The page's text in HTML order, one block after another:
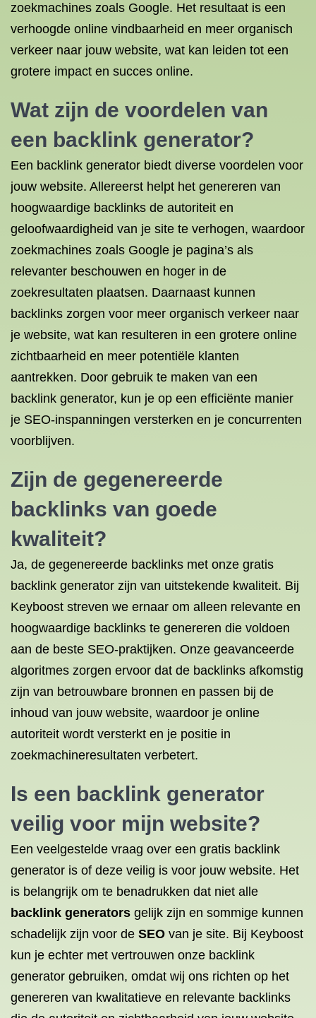
zoekmachines zoals Google. Het resultaat is een
verhoogde online vindbaarheid en meer organisch
verkeer naar jouw website, wat kan leiden tot een
grotere impact en succes online.
Wat zijn de voordelen van
een backlink generator?
Een backlink generator biedt diverse voordelen voor
jouw website. Allereerst helpt het genereren van
hoogwaardige backlinks de autoriteit en
geloofwaardigheid van je site te verhogen, waardoor
zoekmachines zoals Google je pagina’s als
relevanter beschouwen en hoger in de
zoekresultaten plaatsen. Daarnaast kunnen
backlinks zorgen voor meer organisch verkeer naar
je website, wat kan resulteren in een grotere online
zichtbaarheid en meer potentiële klanten
aantrekken. Door gebruik te maken van een
backlink generator, kun je op een efficiënte manier
je SEO-inspanningen versterken en je concurrenten
voorblijven.
Zijn de gegenereerde
backlinks van goede
kwaliteit?
Ja, de gegenereerde backlinks met onze gratis
backlink generator zijn van uitstekende kwaliteit. Bij
Keyboost streven we ernaar om alleen relevante en
hoogwaardige backlinks te genereren die voldoen
aan de beste SEO-praktijken. Onze geavanceerde
algoritmes zorgen ervoor dat de backlinks afkomstig
zijn van betrouwbare bronnen en passen bij de
inhoud van jouw website, waardoor je online
autoriteit wordt versterkt en je positie in
zoekmachineresultaten verbetert.
Is een backlink generator
veilig voor mijn website?
Een veelgestelde vraag over een gratis backlink
generator is of deze veilig is voor jouw website. Het
is belangrijk om te benadrukken dat niet alle
backlink generators gelijk zijn en sommige kunnen
schadelijk zijn voor de SEO van je site. Bij Keyboost
kun je echter met vertrouwen onze backlink
generator gebruiken, omdat wij ons richten op het
genereren van kwalitatieve en relevante backlinks